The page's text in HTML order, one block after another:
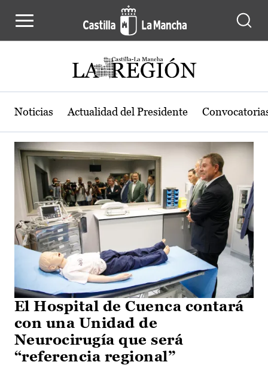
Actualidad de la región de Castilla-
Noticias Actualidad del Presidente
El Hospital de Cuenca contará
con una Unidad de
Neurocirugía que será
“referencia regional”